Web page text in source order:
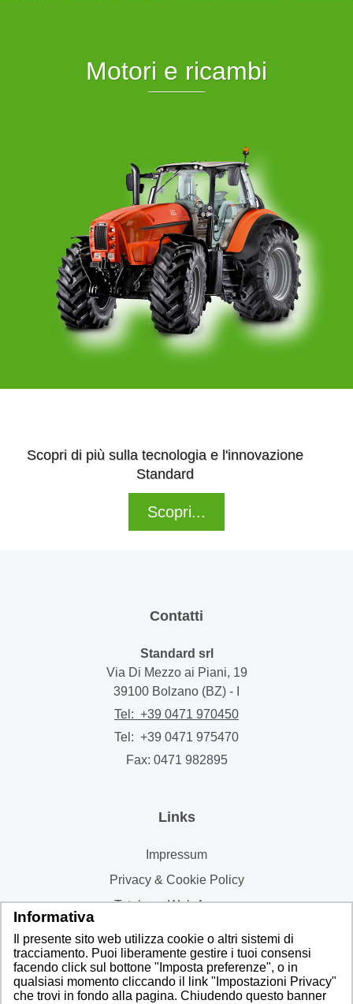
Motori e ricambi
Scopri di più sulla tecnologia e l'innovazione
Standard
Scopri...
Contatti
Standard srl
Via Di Mezzo ai Piani, 19
39100 Bolzano (BZ) - I
Tel: +39 0471 970450
Tel: +39 0471 975470
Fax: 0471 982895
Links
Impressum
Privacy & Cookie Policy
Totalcom Web Agency
Informativa
Il presente sito web utilizza cookie o altri sistemi di
tracciamento. Puoi liberamente gestire i tuoi consensi
facendo click sul bottone "Imposta preferenze", o in
qualsiasi momento cliccando il link "Impostazioni Privacy"
che trovi in fondo alla pagina. Chiudendo questo banner